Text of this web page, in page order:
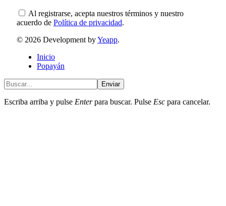
Al registrarse, acepta nuestros términos y nuestro
acuerdo de Política de privacidad.
© 2026 Development byYeapp.
Inicio
Popayán
Enviar
Escriba arriba y pulse Enterpara buscar. Pulse Esc para cancelar.